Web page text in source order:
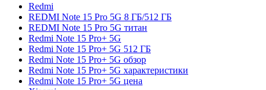
Redmi
REDMI Note 15 Pro 5G 8 ГБ/512 ГБ
REDMI Note 15 Pro 5G титан
Redmi Note 15 Pro+ 5G
Redmi Note 15 Pro+ 5G 512 ГБ
Redmi Note 15 Pro+ 5G обзор
Redmi Note 15 Pro+ 5G характеристики
Redmi Note 15 Pro+ 5G цена